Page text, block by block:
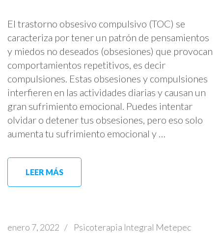
El trastorno obsesivo compulsivo (TOC) se
caracteriza por tener un patrón de pensamientos
y miedos no deseados (obsesiones) que provocan
comportamientos repetitivos, es decir
compulsiones. Estas obsesiones y compulsiones
interfieren en las actividades diarias y causan un
gran sufrimiento emocional. Puedes intentar
olvidar o detener tus obsesiones, pero eso solo
aumenta tu sufrimiento emocional y …
LEER MÁS
enero 7, 2022 / Psicoterapia Integral Metepec